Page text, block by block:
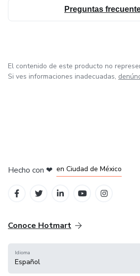
Preguntas
El contenido de este producto no
Si ves informaciones inadecuadas,
Hecho con ❤ en Ciudad de México
Conoce Hotmart
Idioma
Español